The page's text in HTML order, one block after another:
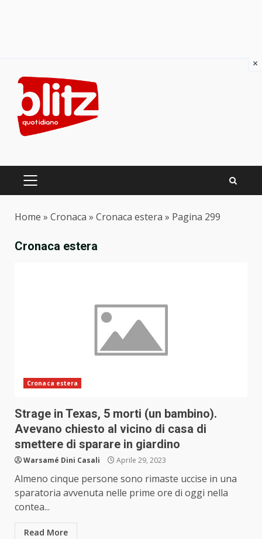
content
PRIMARY
Home » Cronaca » Cronaca estera » Pagina 299
Cronaca estera
Cronaca estera
Strage in Texas, 5 morti (un bambino).
Avevano chiesto al vicino di casa di
smettere di sparare in giardino
Warsamé Dini Casali Aprile 29, 2023
Almeno cinque persone sono rimaste uccise in una
sparatoria avvenuta nelle prime ore di oggi nella
contea...
Read More
×